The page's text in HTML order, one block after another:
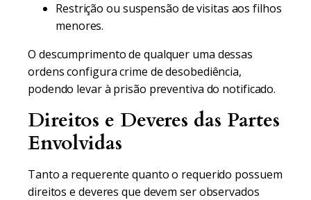
Restrição ou suspensão de visitas aos filhos
menores.
O descumprimento de qualquer uma dessas
ordens configura crime de desobediência,
podendo levar à prisão preventiva do notificado.
Direitos e Deveres das Partes
Envolvidas
Tanto a requerente quanto o requerido possuem
direitos e deveres que devem ser observados